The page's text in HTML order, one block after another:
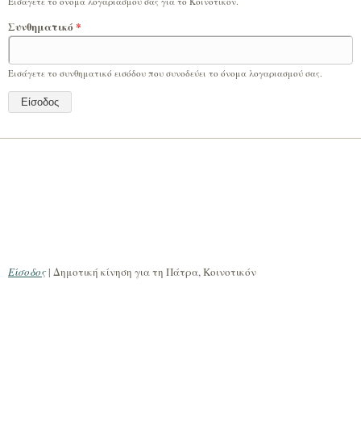
Συνθηματικό *
Εισάγετε το συνθηματικό εισόδου που συνοδεύει το όνομα λογαριασμού σας.
Είσοδος| Δημοτική κίνηση για τη Πάτρα, Κοινοτικόν